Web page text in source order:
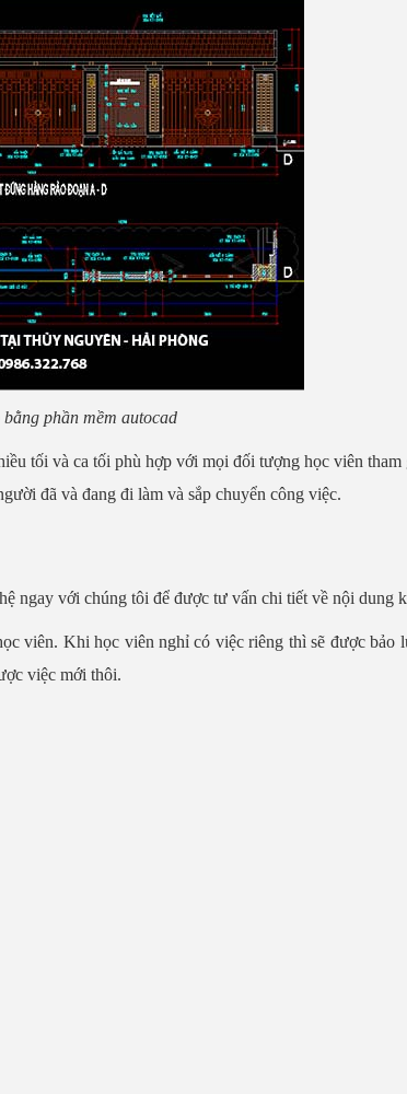
phần mềm autocad
tối và ca tối phù hợp với mọi đối tượng học viên tham
đã và đang đi làm và sắp chuyển công việc.
ngay với chúng tôi để được tư vấn chi tiết về nội dung
viên. Khi học viên nghỉ có việc riêng thì sẽ được bảo
việc mới thôi.